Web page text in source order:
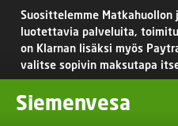
Siirry
sisältöön
Suosittelemme Matkahuollon
luotettavia palveluita,
on Klarnan lisäksi myös
valitse sopivin maksutapa
Siemenvesa